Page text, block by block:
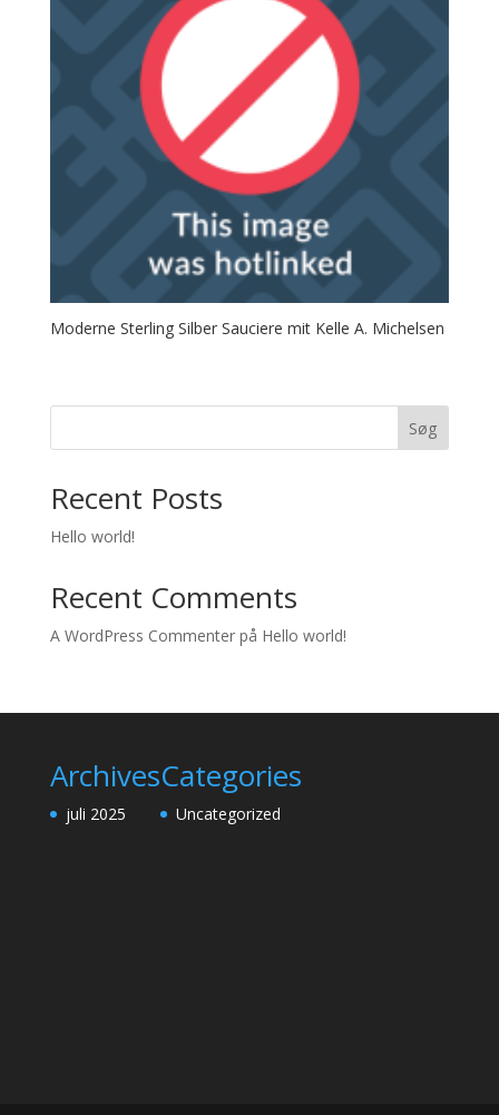
Moderne Sterling Silber Sauciere mit Kelle A. Michelsen
Søg
Recent Posts
Hello world!
Recent Comments
A WordPress Commenterpå Hello world!
Archives
juli 2025
Categories
Uncategorized